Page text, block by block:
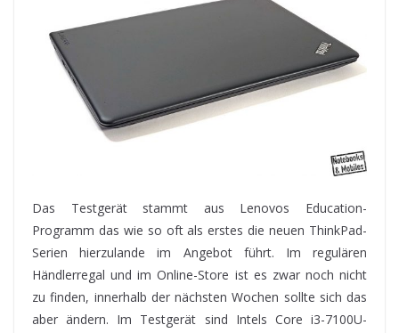
Das Testgerät stammt aus Lenovos Education-
Programm das wie so oft als erstes die neuen ThinkPad-
Serien hierzulande im Angebot führt. Im regulären
Händlerregal und im Online-Store ist es zwar noch nicht
zu finden, innerhalb der nächsten Wochen sollte sich das
aber ändern. Im Testgerät sind Intels Core i3-7100U-